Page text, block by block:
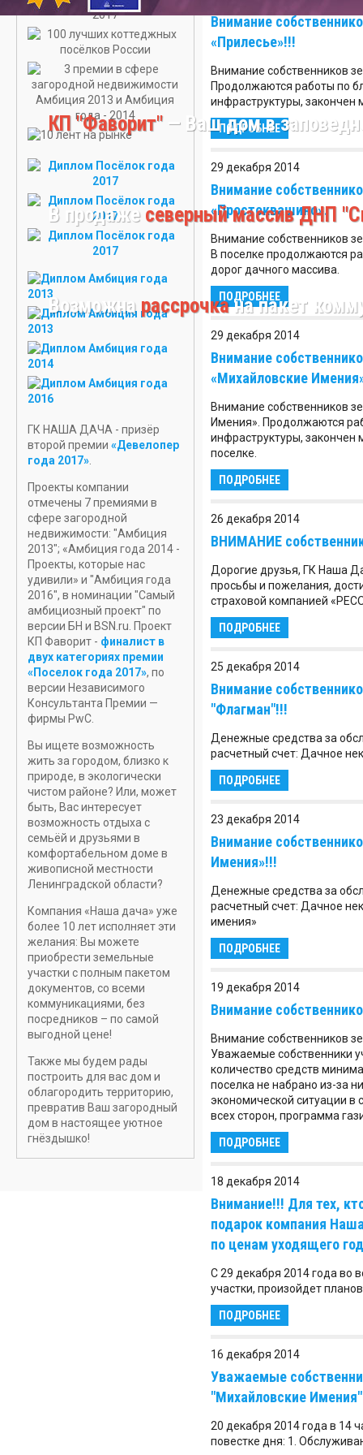
КИРОВСКОМ
РАЙОНЕ
КУПИТЬ
В
КУПИТЬ
ЛУЖСКОМ
РАЙОНЕ
КУПИТЬ ДАЧУ В
КУПИТЬ ДАЧУ
ВО
ВСЕВОЛОЖСКОМ
КУПИТЬ
УЧАСТОК
В РОПШЕ
НОВЫЕ
ПРОЕКТЫ
ДОМОВ
КП "Фаворит" — Ваш дом в
В продаже северный массив ДНП
Возможнарассрочкана пакет
ГК НАША ДАЧА - призёр
второй премии «Девелопер
года 2017»
Проекты компании
отмечены 7 премиями в
сфере загородной
недвижимости: "Амбиция
2013"; «Амбиция года 2014 -
Проекты, которые нас
удивили» и "Амбиция года
2016", в номинации "Самый
амбициозный проект" по
версии БН и BSN.ru. Проект
КП Фаворит - финалист в
двух категориях премии
«Поселок года 2017», по
версии Независимого
Консультанта Премии —
фирмы PwC.
Вы ищете возможность
жить за городом, близко к
природе, в экологически
чистом районе? Или, может
быть, Вас интересует
возможность отдыха с
семьёй и друзьями в
комфортабельном доме в
живописной местности
Ленинградской области?
Компания «Наша дача» уже
более 10 лет исполняет эти
желания: Вы можете
приобрести земельные
участки с полным пакетом
документов, со всеми
коммуникациями, без
посредников – по самой
выгодной цене!
Также мы будем рады
построить для вас дом и
облагородить территорию,
превратив Ваш загородный
дом в настоящее уютное
гнёздышко!
Внимание
«Прилесье»!!!
Внимание собственников
Продолжаются работы по
инфраструктуры, закончен
ПОДРОБНЕЕ
29 декабря 2014
Внимание
«Простоквашино».
Внимание собственников
В поселке продолжаются
дорог дачного массива.
ПОДРОБНЕЕ
29 декабря 2014
Внимание
«Михайловские
Внимание собственников
Имения». Продолжаются
инфраструктуры, закончен
поселке.
ПОДРОБНЕЕ
26 декабря 2014
ВНИМАНИЕ
Дорогие друзья, ГК Наша
просьбы и пожелания,
страховой компанией
ПОДРОБНЕЕ
25 декабря 2014
Внимание
"Флагман"!!!
Денежные средства за
расчетный счет: Дачное
ПОДРОБНЕЕ
23 декабря 2014
Внимание
Имения»!!!
Денежные средства за
расчетный счет: Дачное
имения»
ПОДРОБНЕЕ
19 декабря 2014
Внимание
Внимание собственников
Уважаемые собственники
количество средств
поселка не набрано из-за
экономической ситуации в
всех сторон, программа
ПОДРОБНЕЕ
18 декабря 2014
Внимание!!! Для тех,
подарок компания
по ценам уходящего
С 29 декабря 2014 года во
участки, произойдет
ПОДРОБНЕЕ
16 декабря 2014
Уважаемые
"Михайловские
20 декабря 2014 года в 14
повестке дня: 1.